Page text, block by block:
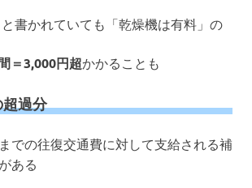
と書かれていても「乾燥機は有料」の
＝3,000円超かかることも
超過分
での往復交通費に対して支給される補
ある